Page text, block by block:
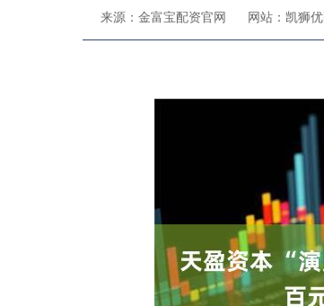
来源：金富宝配资官网 网站：凯狮